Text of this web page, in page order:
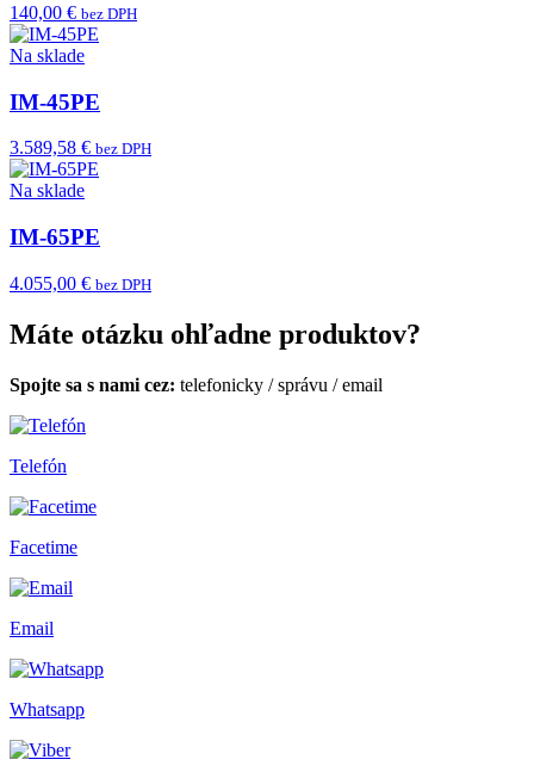
140,00 € bez DPH
Na sklade
IM-45PE
3.589,58 € bez DPH
Na sklade
IM-65PE
4.055,00 € bez DPH
Máte otázku ohľadne produktov?
Spojte sa s nami cez: telefonicky /správu /email
Telefón
Facetime
Email
Whatsapp